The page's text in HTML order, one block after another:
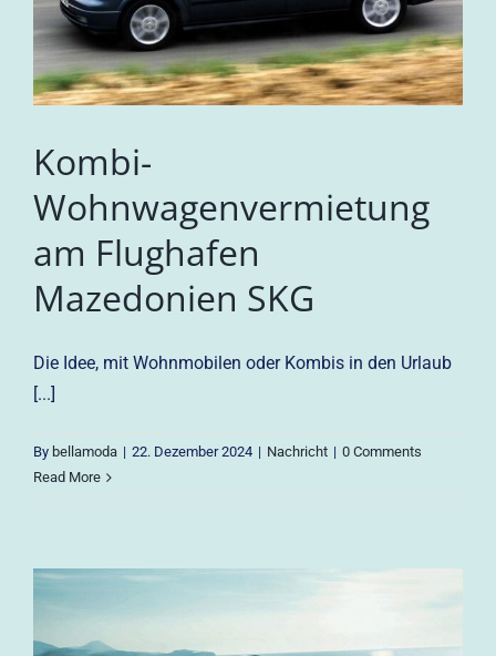
Kombi-
Wohnwagenvermietung
am Flughafen
Mazedonien SKG
Die Idee, mit Wohnmobilen oder Kombis in den Urlaub
[...]
By bellamoda | 22. Dezember 2024 | Nachricht | 0 Comments
Read More